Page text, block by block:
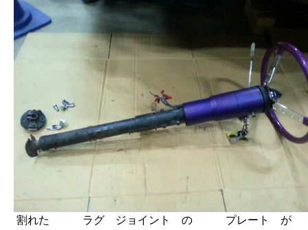
割れた ラグ ジョイント の プレート が